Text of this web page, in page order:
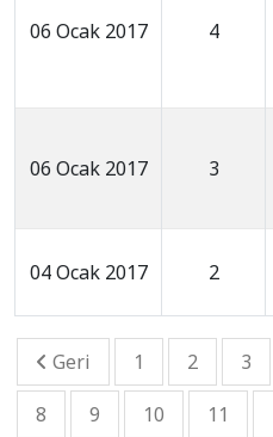
06 Ocak 2017 4
06 Ocak 2017 3
04 Ocak 2017 2
Geri 1 2 3
8
9 10 11